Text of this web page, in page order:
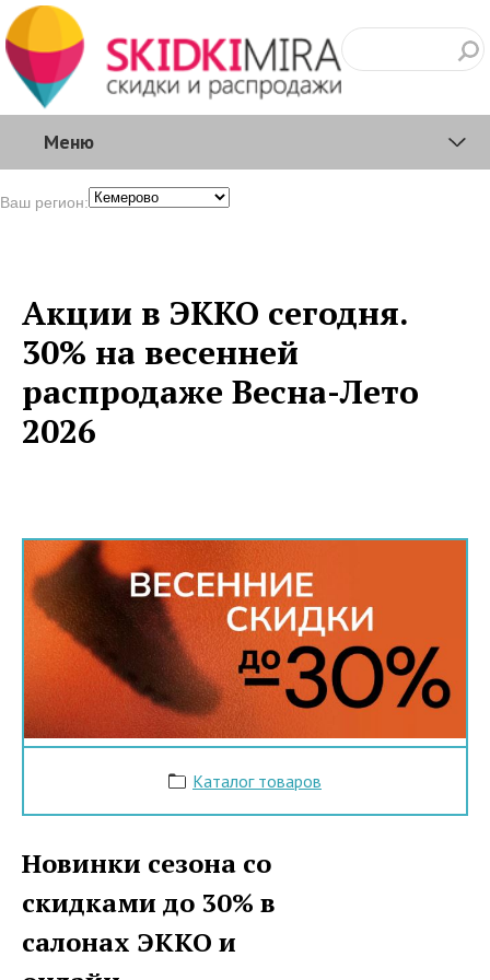
Меню
Ваш регион:
Акции в ЭККО сегодня.
30% на весенней
распродаже Весна-Лето
2026
Каталог товаров
Новинки сезона со
скидками до 30% в
салонах ЭККО и